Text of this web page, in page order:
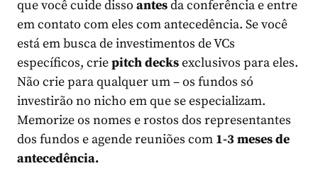
que você cuide disso antesda conferência e entre
em contato com eles com antecedência. Se você
está em busca de investimentos de VCs
específicos, criepitch decksexclusivos para eles.
Não crie para qualquer um – os fundos só
investirão no nicho em que se especializam.
Memorize os nomes e rostos dos representantes
dos fundos e agende reuniões com 1-3 meses de
antecedência.